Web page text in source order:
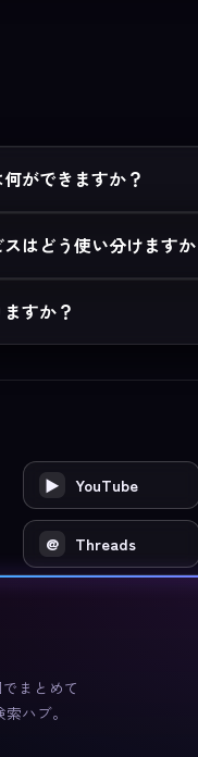
ができますか？
はどう使い分けますか
すか？
▶ YouTube
@ Threads
まとめて
ハブ。